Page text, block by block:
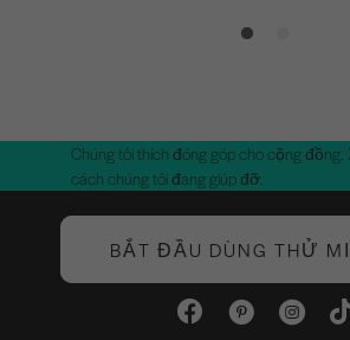
Chúng tôi thích đóng góp cho cộng đồng.
cách chúng tôi đang giúp đỡ.
BẮT ĐẦU DÙNG THỬ